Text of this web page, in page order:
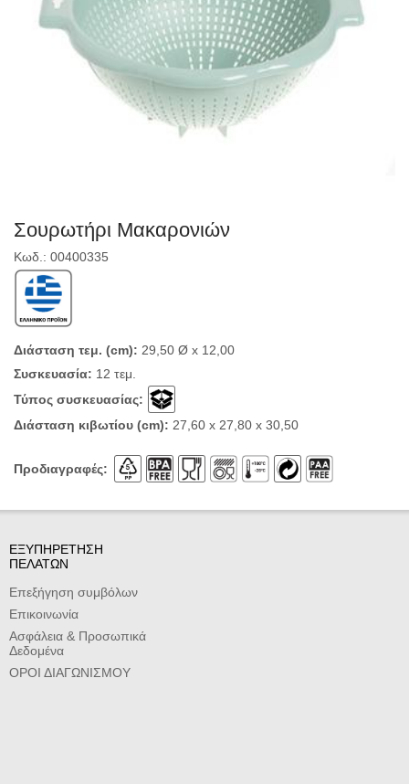
Σουρωτήρι Μακαρονιών
Κωδ.: 00400335
Διάσταση τεμ. (cm): 29,50 Ø x 12,00
Συσκευασία: 12 τεμ.
Τύπος συσκευασίας:
Διάσταση κιβωτίου (cm): 27,60 x 27,80 x 30,50
Προδιαγραφές:
ΕΞΥΠΗΡΕΤΗΣΗ
ΠΕΛΑΤΩΝ
Επεξήγηση συμβόλων
Επικοινωνία
Ασφάλεια & Προσωπικά
Δεδομένα
ΟΡΟΙ ΔΙΑΓΩΝΙΣΜΟΥ